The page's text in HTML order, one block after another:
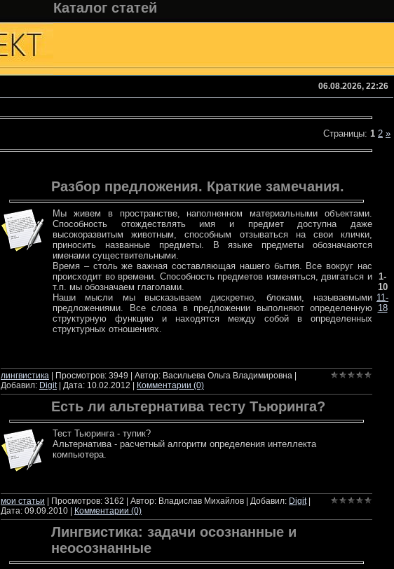
Каталог статей
06.08.2026, 22:26
Страницы: 1 2 »
Разбор предложения. Краткие замечания.
Мы живем в пространстве, наполненном материальными объектами.
Способность отождествлять имя и предмет доступна даже
высокоразвитым животным, способным отзываться на свои клички,
приносить названные предметы. В языке предметы обозначаются
именами существительными.
Время – столь же важная составляющая нашего бытия. Все вокруг нас
происходит во времени. Способность предметов изменяться, двигаться и
т.п. мы обозначаем глаголами.
Наши мысли мы высказываем дискретно, блоками, называемыми
предложениями. Все слова в предложении выполняют определенную
структурную функцию и находятся между собой в определенных
структурных отношениях.
лингвистика | Просмотров: 3949 | Автор: Васильева Ольга Владимировна |
Добавил: Digit| Дата: 10.02.2012 Комментарии (0)
Есть ли альтернатива тесту Тьюринга?
Тест Тьюринга - тупик?
Альтернатива - расчетный алгоритм определения интеллекта
компьютера.
мои статьи | Просмотров: 3162 | Автор: Владислав Михайлов | Добавил: Digit|
Дата: 09.09.2010 Комментарии (0)
Лингвистика: задачи осознанные и
неосознанные
1-
10
11-
18